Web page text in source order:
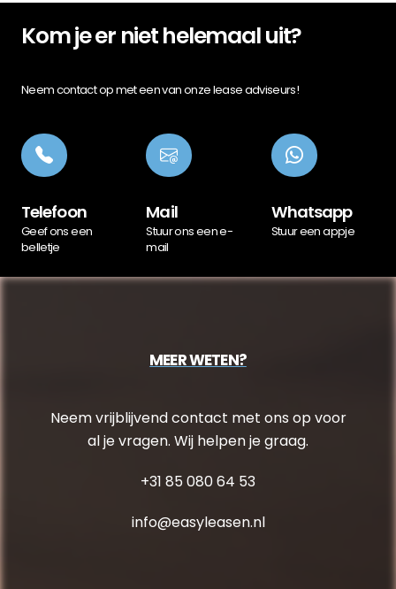
Kom je er niet helemaal uit?
Neem contact op met een van onze lease adviseurs!
Telefoon
Geef ons een
belletje
Mail
Stuur ons een e-
mail
Whatsapp
Stuur een appje
MEER WETEN?
Neem vrijblijvend contact met ons op voor
al je vragen. Wij helpen je graag.
+31 85 080 64 53
info@easyleasen.nl